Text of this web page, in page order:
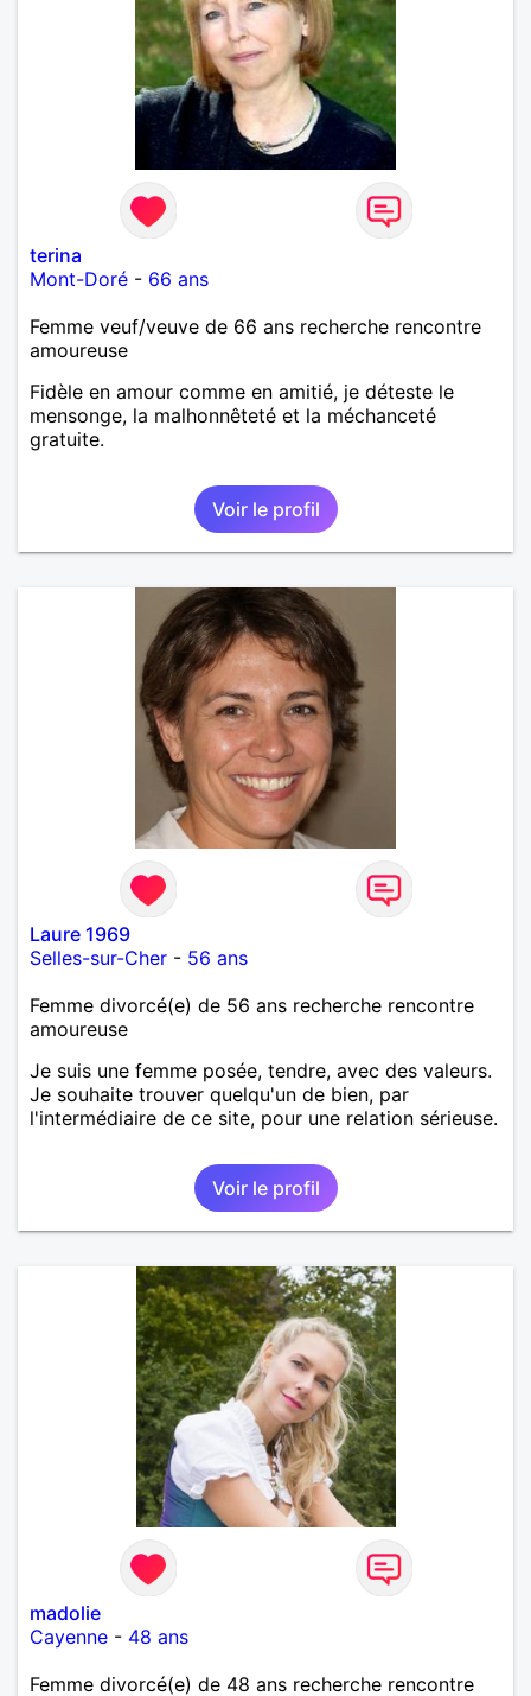
terina
Mont-Doré - 66 ans
Femme veuf/veuve de 66 ans recherche rencontre
amoureuse
Fidèle en amour comme en amitié, je déteste le
mensonge, la malhonnêteté et la méchanceté
gratuite.
Voir le profil
Laure 1969
Selles-sur-Cher - 56 ans
Femme divorcé(e) de 56 ans recherche rencontre
amoureuse
Je suis une femme posée, tendre, avec des valeurs.
Je souhaite trouver quelqu'un de bien, par
l'intermédiaire de ce site, pour une relation sérieuse.
Voir le profil
madolie
Cayenne - 48 ans
Femme divorcé(e) de 48 ans recherche rencontre